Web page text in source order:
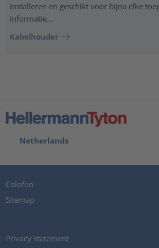
installeren en geschikt voor bijna elke
informatie...
Kabelhouder
Netherlands
Colofon
Sitemap
Privacy statement